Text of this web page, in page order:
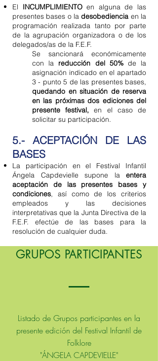
El INCUMPLIMIENTOen alguna de las
presentes bases o ladesobediencia en la
programación realizada tanto por parte
de la agrupación organizadora o de los
delegados/as de la F.E.F.
Se sancionará económicamente
con la reducción del 50%de la
asignación indicado en el apartado
3 - punto 5 de las presentes bases,
quedando en situación de reserva
en las próximas dos ediciones del
presente festival, en el caso de
solicitar su participación.
5.- ACEPTACIÓN DE LAS
BASES
La participación en el Festival Infantil
Ángela Capdevielle supone la entera
aceptación de las presentes bases y
condiciones, así como de los criterios
empleados y las decisiones
interpretativas que la Junta Directiva de la
F.E.F. efectúe de las bases para la
resolución de cualquier duda.
GRUPOS PARTICIPANTES
Listado de Grupos participantes en la
presente edición del Festival Infantil de
Folklore
"ÁNGELA CAPDEVIELLE"